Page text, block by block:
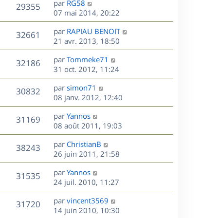
g
e
s
a
g
e
m
e
s
s
a
g
e
n
i
e
r
m
e
s
s
a
g
e
29355V
u
D
e
r
n
i
e
r
m
e
s
s
a
g
e
par RG58
07 mai 2014, 20:22
32661
u
e
s
D
e
r
n
i
e
r
m
e
s
s
a
g
e
par RAPIAU BENOIT
21 avr. 2013, 18:50
32186V
u
e
s
D
e
r
n
i
e
r
m
e
s
s
a
g
e
par Tommeke71
31 oct. 2012, 11:24
30832V
u
s
D
e
r
n
i
e
r
m
e
s
s
a
g
e
par simon71
08 janv. 2012, 12:40
31169V
u
e
D
e
r
n
i
e
r
m
e
s
s
par Yannos
08 août 2011, 19:03
38243V
u
s
D
e
r
n
i
e
r
m
par ChristianB
26 juin 2011, 21:58
31535V
u
D
e
r
n
i
par Yannos
24 juil. 2010, 11:27
31720V
D
e
par vincent3569
14 juin 2010, 10:30